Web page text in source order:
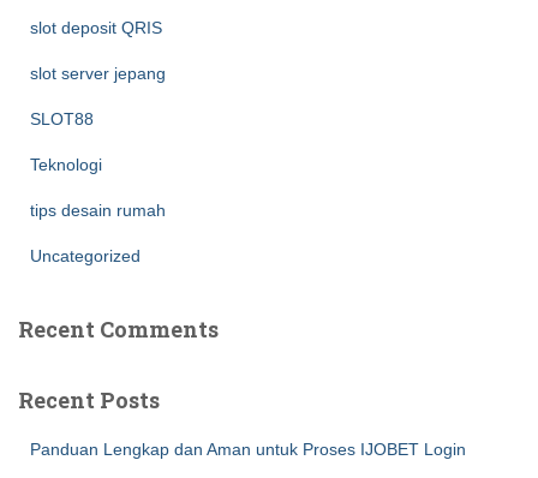
slot deposit QRIS
slot server jepang
SLOT88
Teknologi
tips desain rumah
Uncategorized
Recent Comments
Recent Posts
Panduan Lengkap dan Aman untuk Proses IJOBET Login